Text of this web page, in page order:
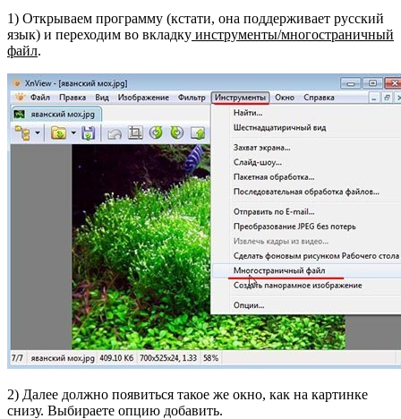
1) Открываем программу (кстати, она поддерживает русский
язык) и переходим во вкладку инструменты/многостраничный
файл.
2) Далее должно появиться такое же окно, как на картинке
снизу. Выбираете опцию добавить.